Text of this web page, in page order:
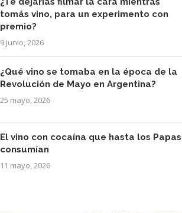
tomás vino, para un experimento con
premio?
9 junio, 2026
¿Qué vino se tomaba en la época de la
Revolución de Mayo en Argentina?
25 mayo, 2026
El vino con cocaína que hasta los Papas
consumían
11 mayo, 2026